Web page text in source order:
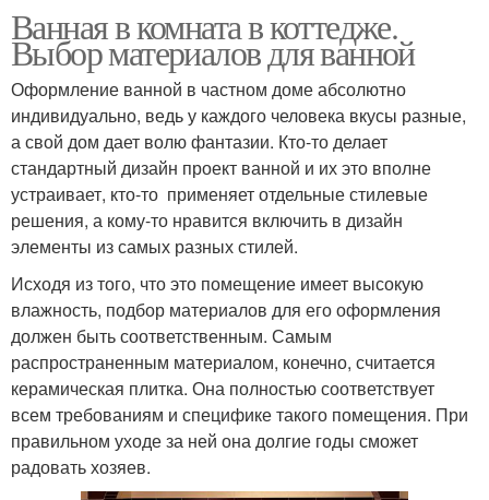
Ванная в комната в коттедже.
Выбор материалов для ванной
Оформление ванной в частном доме абсолютно
индивидуально, ведь у каждого человека вкусы разные,
а свой дом дает волю фантазии. Кто-то делает
стандартный дизайн проект ванной и их это вполне
устраивает, кто-то применяет отдельные стилевые
решения, а кому-то нравится включить в дизайн
элементы из самых разных стилей.
Исходя из того, что это помещение имеет высокую
влажность, подбор материалов для его оформления
должен быть соответственным. Самым
распространенным материалом, конечно, считается
керамическая плитка. Она полностью соответствует
всем требованиям и специфике такого помещения. При
правильном уходе за ней она долгие годы сможет
радовать хозяев.